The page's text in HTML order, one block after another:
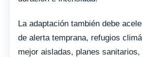
La adaptación también debe
de alerta temprana, refugios
mejor aisladas, planes